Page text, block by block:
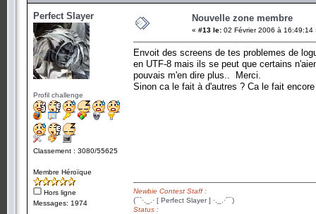
Perfect Slayer
Profil challenge
Classement : 3080/55625
Membre Héroïque
Hors ligne
Messages: 1974
Nouvelle zone membre
« #13 le: 02 Février 2006 à 16:49:14
Envoit des screens de tes problemes de
en UTF-8 mais ils se peut que certains
pouvais m'en dire plus.. Merci.
Sinon ca le fait à d'autres ? Ca le fait
Newbie Contest Staff :
(¯`·._.· [ Perfect Slayer ] ·._.·´¯)
Status :